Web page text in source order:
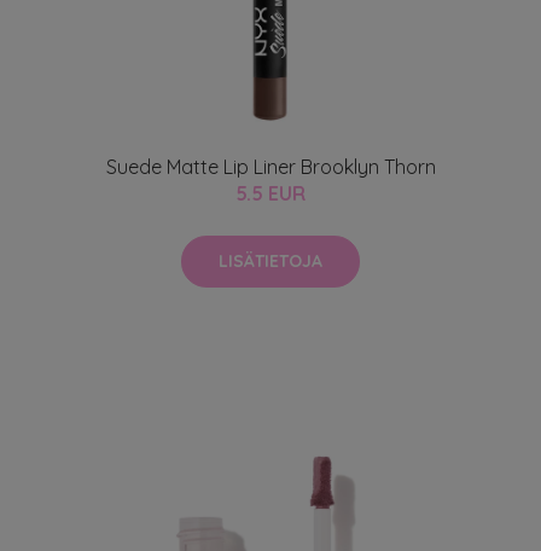
Suede Matte Lip Liner Brooklyn Thorn
5.5 EUR
LISÄTIETOJA